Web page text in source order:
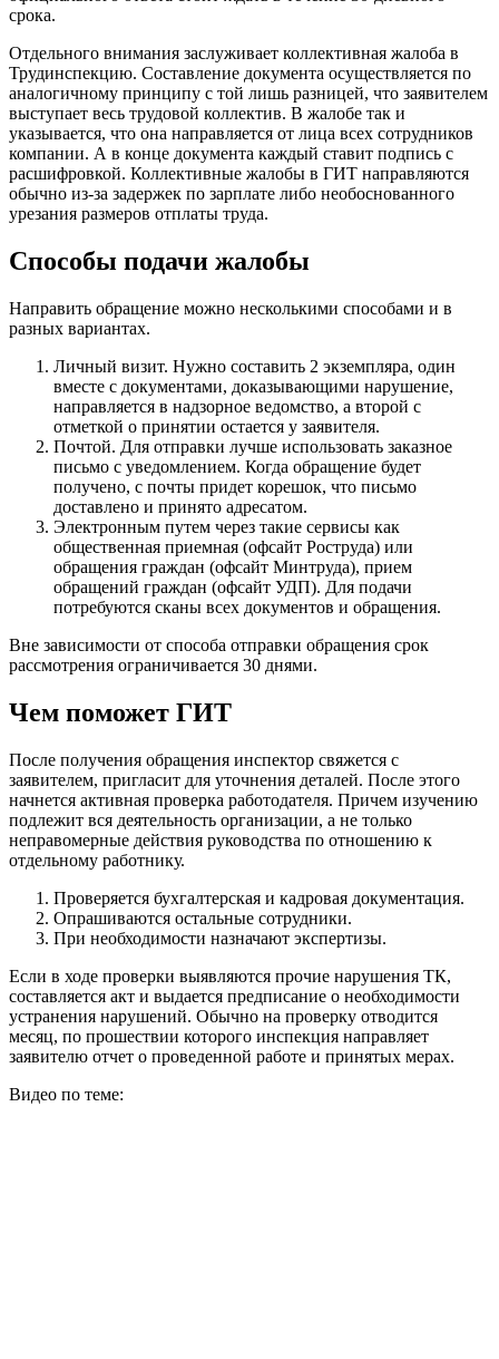
срока.
Отдельного внимания заслуживает коллективная жалоба в
Трудинспекцию. Составление документа осуществляется по
аналогичному принципу с той лишь разницей, что заявителем
выступает весь трудовой коллектив. В жалобе так и
указывается, что она направляется от лица всех сотрудников
компании. А в конце документа каждый ставит подпись с
расшифровкой. Коллективные жалобы в ГИТ направляются
обычно из-за задержек по зарплате либо необоснованного
урезания размеров отплаты труда.
Способы подачи жалобы
Направить обращение можно несколькими способами и в
разных вариантах.
Личный визит. Нужно составить 2 экземпляра, один
вместе с документами, доказывающими нарушение,
направляется в надзорное ведомство, а второй с
отметкой о принятии остается у заявителя.
Почтой. Для отправки лучше использовать заказное
письмо с уведомлением. Когда обращение будет
получено, с почты придет корешок, что письмо
доставлено и принято адресатом.
Электронным путем через такие сервисы как
общественная приемная (офсайт Роструда) или
обращения граждан (офсайт Минтруда), прием
обращений граждан (офсайт УДП). Для подачи
потребуются сканы всех документов и обращения.
Вне зависимости от способа отправки обращения срок
рассмотрения ограничивается 30 днями.
Чем поможет ГИТ
После получения обращения инспектор свяжется с
заявителем, пригласит для уточнения деталей. После этого
начнется активная проверка работодателя. Причем изучению
подлежит вся деятельность организации, а не только
неправомерные действия руководства по отношению к
отдельному работнику.
Проверяется бухгалтерская и кадровая документация.
Опрашиваются остальные сотрудники.
При необходимости назначают экспертизы.
Если в ходе проверки выявляются прочие нарушения ТК,
составляется акт и выдается предписание о необходимости
устранения нарушений. Обычно на проверку отводится
месяц, по прошествии которого инспекция направляет
заявителю отчет о проведенной работе и принятых мерах.
Видео по теме: